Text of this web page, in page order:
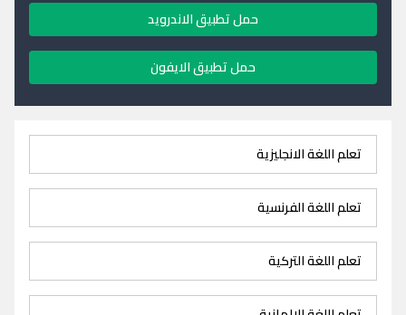
حمل تطبيق الاندرويد
حمل تطبيق الايفون
تعلم اللغة الانجليزية
تعلم اللغة الفرنسية
تعلم اللغة التركية